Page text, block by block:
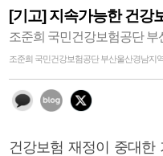
[기고] 지속가능한 건강
조준희 국민건강보험공단
조준희 국민건강보험공단 부산울산경남지
건강보험 재정이 중대한